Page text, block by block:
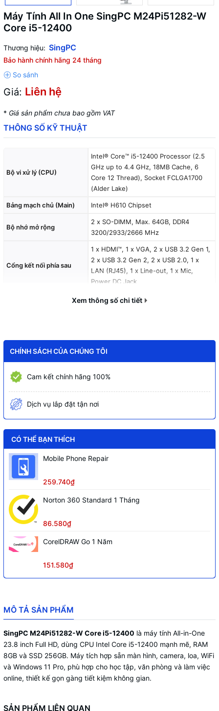
Máy Tính All In One SingPC M24Pi51282-W
Core i5-12400
Thương hiệu: SingPC
Bảo hành chính hãng 24 tháng
Giá: Liên hệ
* Giá sản phẩm chưa bao gồm VAT
THÔNG SỐ KỸ THUẬT
Bộ vi xử lý (CPU)
Intel® Core™ i5-12400 Processor (2.5
GHz up to 4.4 GHz, 18MB Cache, 6
Core 12 Thread), Socket FCLGA1700
(Alder Lake)
Bảng mạch chủ (Main) Intel® H610 Chipset
Bộ nhớ mở rộng
2 x SO-DIMM, Max. 64GB, DDR4
3200/2933/2666 MHz
Cổng kết nối phía sau
1 x HDMI™, 1 x VGA, 2 x USB 3.2 Gen 1,
2 x USB 3.2 Gen 2, 2 x USB 2.0, 1 x
LAN (RJ45), 1 x Line-out, 1 x Mic,
Power DC Jack
Cổng kết nối bên trong
2 x SATA 6Gb/s, 2 x USB 2.0, 1 x LVDS,
Bộ nhớ trong (RAM)
8GB DDR4 SO-DIMM2666 - Hỗ trợ mở
rộng bộ nhớ tối đa 64GB với 2 khe cắm
RAM DDR4
Ổ cứng (SSD) SSD 256GB (Nâng cấp SSD M.2)
Kết nối không dây (WiFi) WiFi 802.11 B/G/N/AX, hỗ trợ 1000M
Loa
Webcam
Camera 3.1M pixel (with Mic) - Tùy
Cạc đồ họa Intel® UHD Graphics 730
Cạc âm thanh (Onboard)
Nguồn
19V/150W
Hệ điều hành
Bàn phím & Chuột
Bàn phím - Chuột quang SingPC (Không
dây) kèm theo máy
Màn hình SingPC 23.8" Full HD Cảm ứng
Độ sáng: 250 cd/m²; Độ tương phản:
Xem thông số chi tiết
CHÍNH SÁCH CỦA CHÚNG TÔI
Cam kết chính hãng 100%
Dịch vụ lắp đặt tận nơi
CÓ THỂ BẠN THÍCH
Mobile Phone Repair
259.740₫
Norton 360 Standard 1 Tháng
86.580₫
CorelDRAW Go 1 Năm
151.580₫
MÔ TẢ SẢN PHẨM
SingPC M24Pi51282-W Core i5-12400 là máy tính All-in-One
23.8 inch Full HD, dùng CPU Intel Core i5-12400 mạnh mẽ, RAM
8GB và SSD 256GB. Máy tích hợp sẵn màn hình, camera, loa, WiFi
và Windows 11 Pro, phù hợp cho học tập, văn phòng và làm việc
online, thiết kế gọn gàng tiết kiệm không gian.
SẢN PHẨM LIÊN QUAN